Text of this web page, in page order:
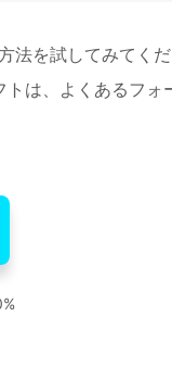
を試してみてくだ
は、よくあるフォ